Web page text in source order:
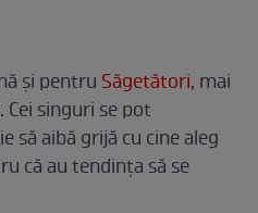
și pentru Săgetători, mai
singuri se pot
să aibă grijă cu cine aleg
că au tendința să se